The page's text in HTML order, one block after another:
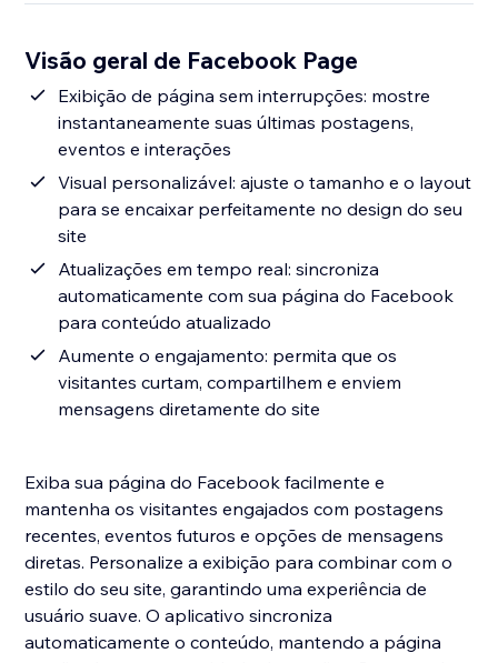
Visão geral de Facebook Page
Exibição de página sem interrupções: mostre
instantaneamente suas últimas postagens,
eventos e interações
Visual personalizável: ajuste o tamanho e o layout
para se encaixar perfeitamente no design do seu
site
Atualizações em tempo real: sincroniza
automaticamente com sua página do Facebook
para conteúdo atualizado
Aumente o engajamento: permita que os
visitantes curtam, compartilhem e enviem
mensagens diretamente do site
Exiba sua página do Facebook facilmente e
mantenha os visitantes engajados com postagens
recentes, eventos futuros e opções de mensagens
diretas. Personalize a exibição para combinar com o
estilo do seu site, garantindo uma experiência de
usuário suave. O aplicativo sincroniza
automaticamente o conteúdo, mantendo a página